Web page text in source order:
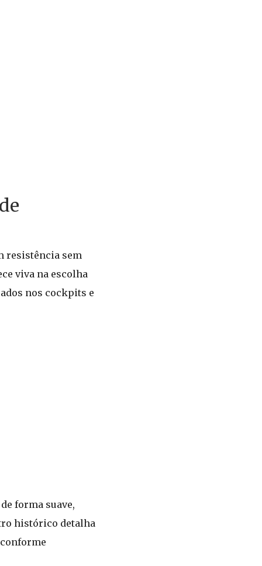
resistência sem
viva na escolha
nos cockpits e
forma suave,
histórico detalha